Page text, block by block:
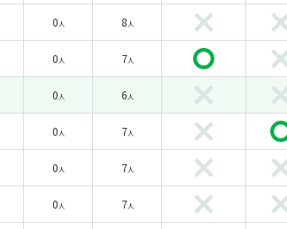
0人 8人
0人 7人
0人 6人
0人 7人
0人 7人
0人 7人